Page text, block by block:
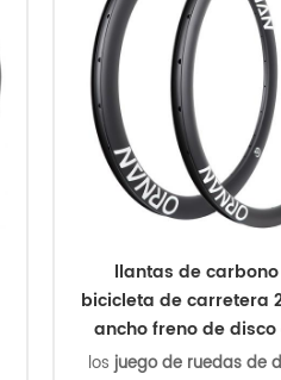
estas son las llantas
700C de la serie
llantas de carbono
bicicleta de carretera
ancho freno de
38/55 mm de
los juego de ruedas de